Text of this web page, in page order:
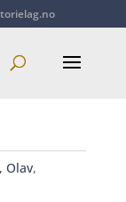
Olav,